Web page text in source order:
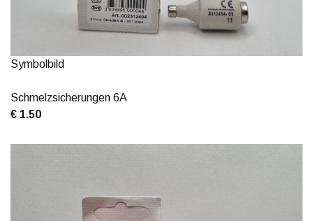
Symbolbild
Schmelzsicherungen 6A
€ 1.50